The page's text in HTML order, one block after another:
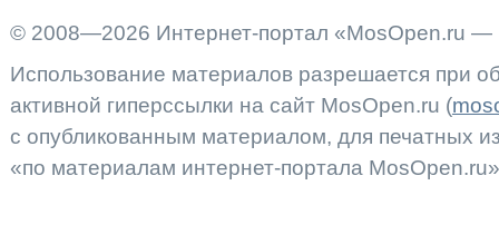
© 2008—2026 Интернет-портал «MosOpen.ru —
Использование материалов разрешается при
активной гиперссылки на сайт MosOpen.ru (
с опубликованным материалом, для печатных
«по материалам интернет-портала